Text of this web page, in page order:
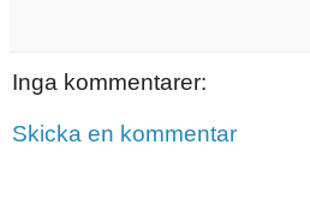
Inga kommentarer:
Skicka en kommentar